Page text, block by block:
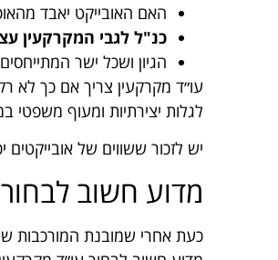
האם האובייקט יאבד
כנ"ל לגבי המקרקעין
הגיון ושכל ישר
עו״ד מקרקעין צריך אם כך לא
לגלות יצירתיות ומעוף משפטי
יש לזכור ששווים של
מדוע חשוב לבחור
כעת אחרי שמובנת המורכבות